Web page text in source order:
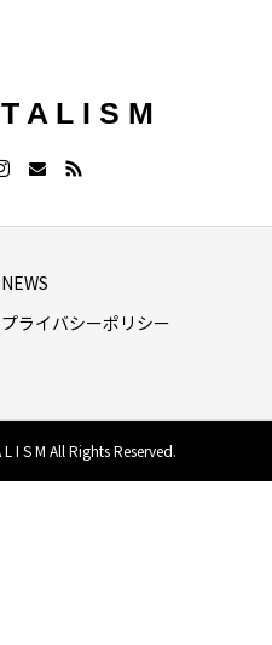
A L I S M
NEWS
プライバシーポリシー
I S M All Rights Reserved.